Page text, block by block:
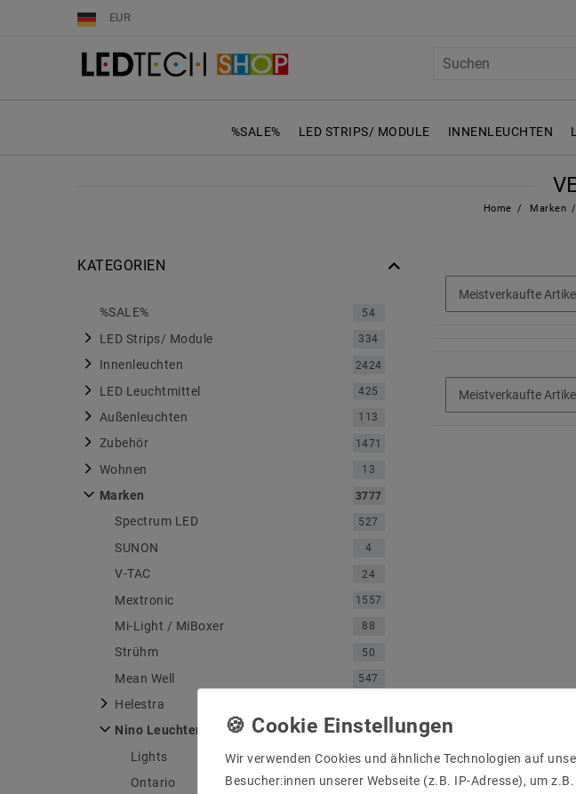
EUR
%SALE% LED STRIPS/ MODULE INNENLEUCHTEN
Home Marken
KATEGORIEN
%SALE% 54
LED Strips/ Module 334
Innenleuchten 2424
LED Leuchtmittel 425
Außenleuchten 113
Zubehör 1471
Wohnen 13
Marken 3777
Spectrum LED 527
SUNON 4
V-TAC 24
Mextronic 1557
Mi-Light / MiBoxer 88
Strühm 50
Mean Well 547
Helestra
Nino Leuchten 4
Lights 1
Ontario 1
Wir verwenden Cookies und ähnliche Technologien auf
Besucher:innen unserer Webseite (z.B. IP-Adresse), um